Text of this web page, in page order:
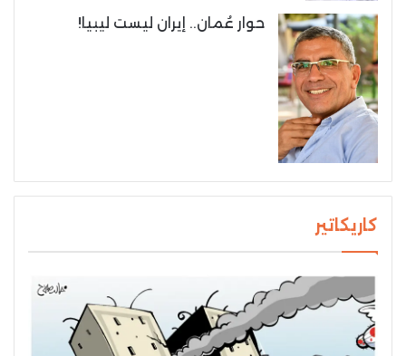
حوار عُمان.. إيران ليست ليبيا!
كاريكاتير